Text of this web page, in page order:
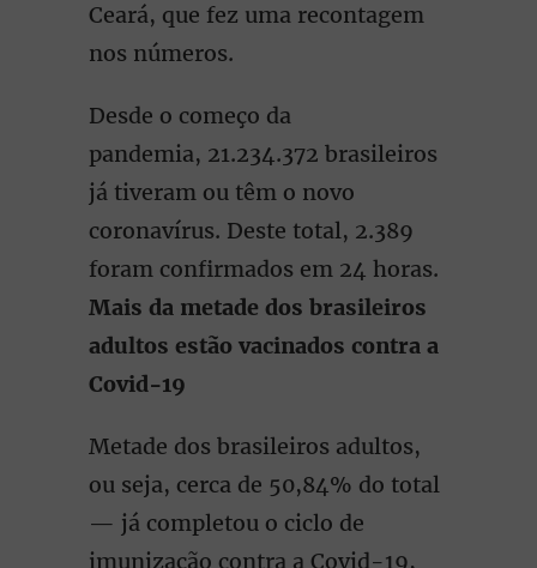
Ceará, que fez uma recontagem
nos números.
Desde o começo da
pandemia, 21.234.372 brasileiros
já tiveram ou têm o novo
coronavírus. Deste total, 2.389
foram confirmados em 24 horas.
Mais da metade dos brasileiros
adultos estão vacinados contra a
Covid-19
Metade dos brasileiros adultos,
ou seja, cerca de 50,84% do total
— já completou o ciclo de
imunização contra a Covid-19,